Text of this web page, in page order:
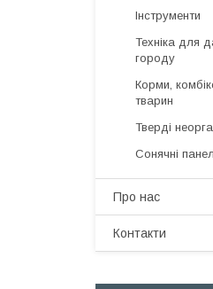
Інструменти
Техніка для
городу
Корми,
тварин
Тверді
Сонячні
Про нас
Контакти